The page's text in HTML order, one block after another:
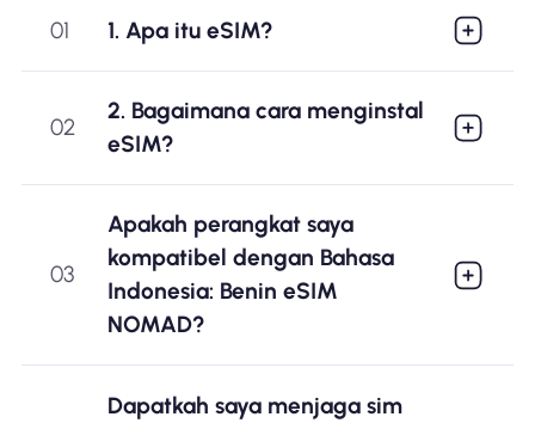
01 1. Apa itu eSIM?
02
2. Bagaimana cara menginstal
eSIM?
03
Apakah perangkat saya
kompatibel dengan Bahasa
Indonesia: Benin eSIM
NOMAD?
Dapatkah saya menjaga sim